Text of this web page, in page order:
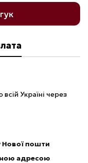
Україні через
Нової пошти
адресою